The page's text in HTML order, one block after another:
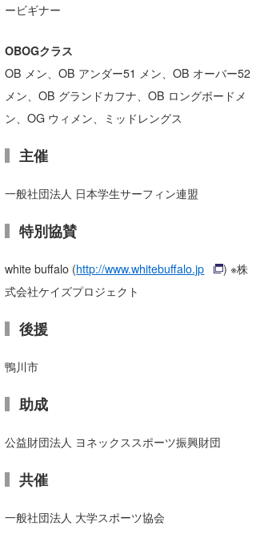
ービギナー
OBOGクラス
OB メン、OB アンダー51 メン、OB オーバー52
メン、OB グランドカフナ、OB ロングボードメ
ン、OG ウィメン、ミッドレングス
主催
一般社団法人 日本学生サーフィン連盟
特別協賛
white buffalo (http://www.whitebuffalo.jp
) ※株
式会社ケイズプロジェクト
後援
鴨川市
助成
公益財団法人 ヨネックススポーツ振興財団
共催
一般社団法人 大学スポーツ協会